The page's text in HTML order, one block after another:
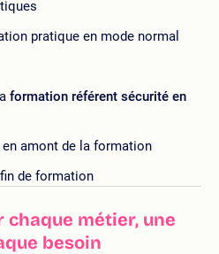
pratique en mode normal
formation référent sécurité en
amont de la formation
de formation
métier, une
besoin